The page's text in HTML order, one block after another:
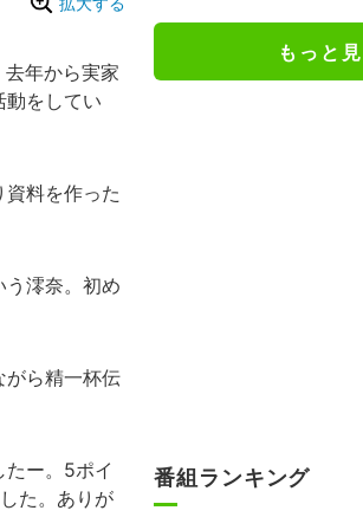
年から実家
動をしてい
料を作った
澪奈。初め
ら精一杯伝
ー。5ポイ
た。ありが
もっと
番組ランキング